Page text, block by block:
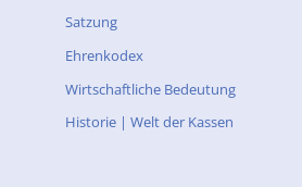
Satzung
Ehrenkodex
Wirtschaftliche Bedeutung
Historie | Welt der Kassen